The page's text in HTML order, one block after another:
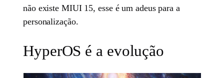
não existe MIUI 15, esse é um adeus para a
personalização.
HyperOS é a evolução